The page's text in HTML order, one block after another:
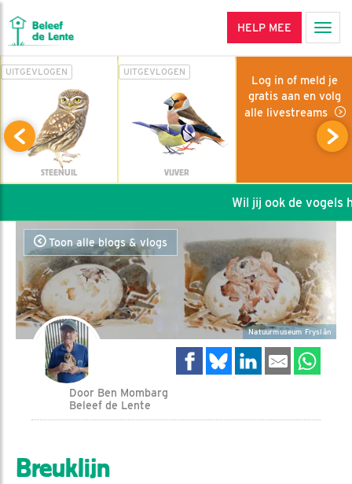
HELP MEE
UITGEVLOGEN
STEENUIL
UITGEVLOGEN
VIJVER
Log in of meld je
gratis aan en volg
alle livestreams
Wil jij ook de vogels
Toon alle blogs & vlogs
Natuurmuseum Fryslân
Door Ben Mombarg
Beleef de Lente
Breuklijn